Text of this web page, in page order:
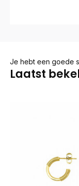
Je hebt een goede
Laatst